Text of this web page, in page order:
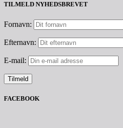
TILMELD NYHEDSBREVET
Fornavn:
Efternavn:
E-mail:
FACEBOOK